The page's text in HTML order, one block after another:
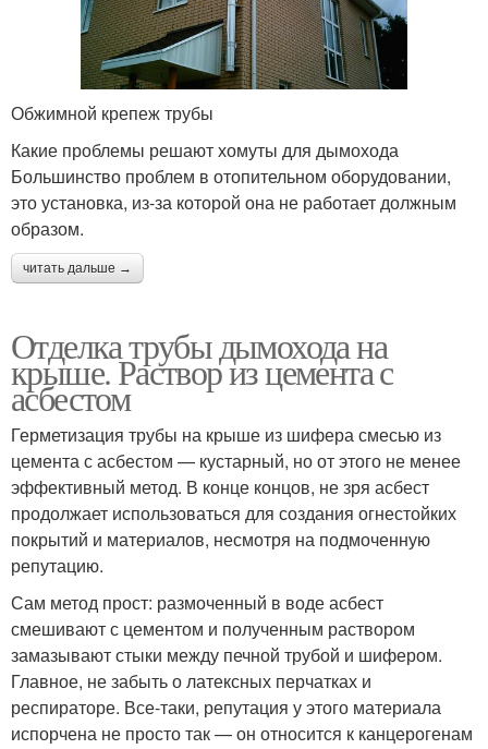
Обжимной крепеж трубы
Какие проблемы решают хомуты для дымохода
Большинство проблем в отопительном оборудовании,
это установка, из-за которой она не работает должным
образом.
читать дальше →
Отделка трубы дымохода на
крыше. Раствор из цемента с
асбестом
Герметизация трубы на крыше из шифера смесью из
цемента с асбестом — кустарный, но от этого не менее
эффективный метод. В конце концов, не зря асбест
продолжает использоваться для создания огнестойких
покрытий и материалов, несмотря на подмоченную
репутацию.
Сам метод прост: размоченный в воде асбест
смешивают с цементом и полученным раствором
замазывают стыки между печной трубой и шифером.
Главное, не забыть о латексных перчатках и
респираторе. Все-таки, репутация у этого материала
испорчена не просто так — он относится к канцерогенам